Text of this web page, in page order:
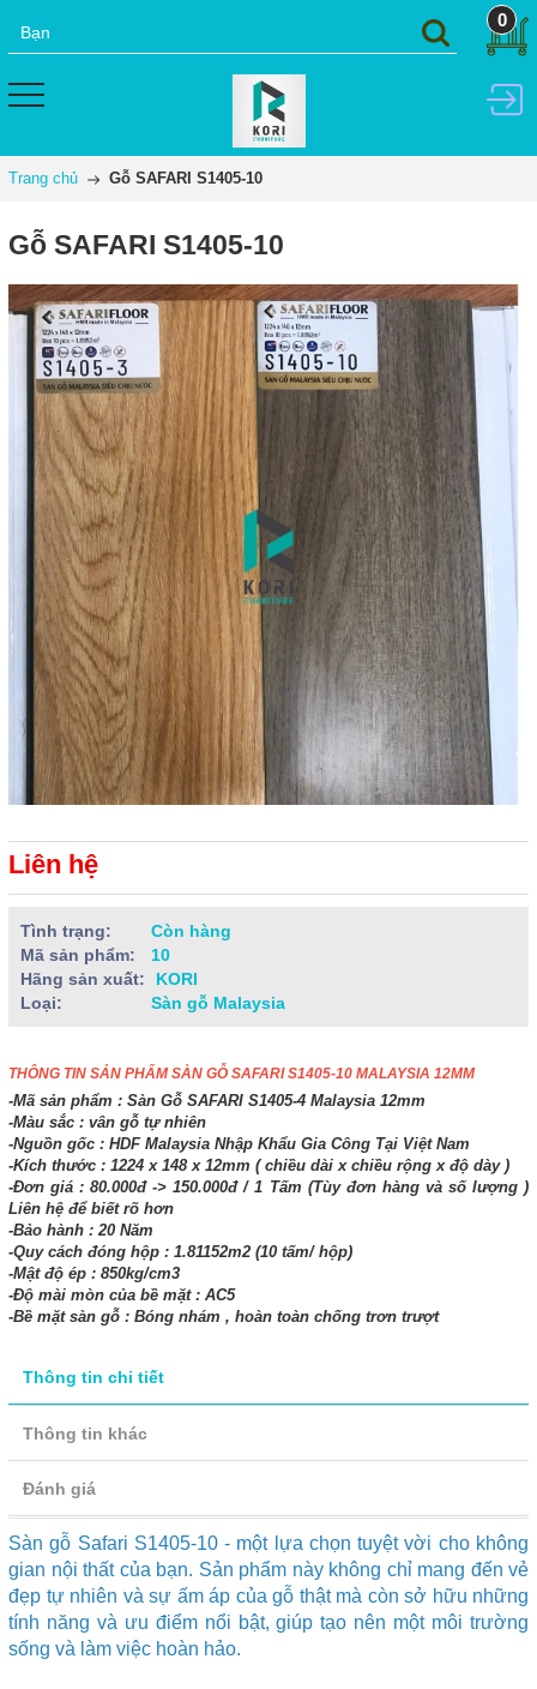
0
Trang chủ Gỗ SAFARI S1405-10
Gỗ SAFARI S1405-10
Liên hệ
Tình trạng:
Còn hàng
Mã sản phẩm:
10
Hãng sản xuất:
KORI
Loại:
Sàn gỗ Malaysia
THÔNG TIN SẢN PHẨM SÀN GỖ SAFARI S1405-10 MALAYSIA 12MM
-Mã sản phẩm : Sàn Gỗ SAFARI S1405-4 Malaysia 12mm
-Màu sắc : vân gỗ tự nhiên
-Nguồn gốc : HDF Malaysia Nhập Khẩu Gia Công Tại Việt Nam
-Kích thước : 1224 x 148 x 12mm ( chiều dài x chiều rộng x độ dày )
-Đơn giá : 80.000đ -> 150.000đ / 1 Tấm (Tùy đơn hàng và số lượng )
Liên hệ để biết rõ hơn
-Bảo hành : 20 Năm
-Quy cách đóng hộp : 1.81152m2 (10 tấm/ hộp)
-Mật độ ép : 850kg/cm3
-Độ mài mòn của bề mặt : AC5
-Bề mặt sàn gỗ : Bóng nhám , hoàn toàn chống trơn trượt
Thông tin chi tiết
Thông tin khác
Đánh giá
Sàn gỗ Safari S1405-10 - một lựa chọn tuyệt vời cho không
gian nội thất của bạn. Sản phẩm này không chỉ mang đến vẻ
đẹp tự nhiên và sự ấm áp của gỗ thật mà còn sở hữu những
tính năng và ưu điểm nổi bật, giúp tạo nên một môi trường
sống và làm việc hoàn hảo.